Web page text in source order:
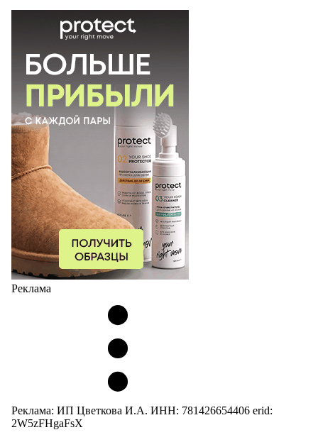
Реклама
Реклама: ИП Цветкова И.А. ИНН: 781426654406 erid:
2W5zFHgaFsX